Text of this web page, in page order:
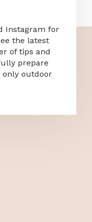
Instagram for
the latest
of tips and
prepare
only outdoor